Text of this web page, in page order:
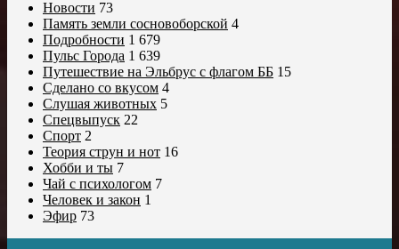
Новости 73
Память земли сосновоборской 4
Подробности 1 679
Пульс Города 1 639
Путешествие на Эльбрус с флагом ББ 15
Сделано со вкусом 4
Слушая животных 5
Спецвыпуск 22
Спорт 2
Теория струн и нот 16
Хобби и ты 7
Чай с психологом 7
Человек и закон 1
Эфир 73